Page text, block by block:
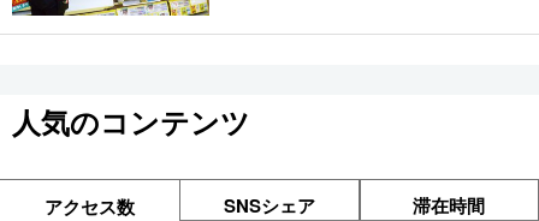
人気のコンテンツ
アクセス数 SNSシェア 滞在時間